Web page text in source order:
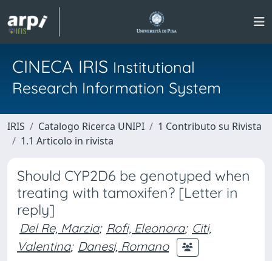
CINECA IRIS Institutional
Research Information System
IRIS Catalogo Ricerca UNIPI
1 Contributo su Rivista
1.1 Articolo in rivista
Should CYP2D6 be genotyped when
treating with tamoxifen? [Letter in
reply]
Del Re, Marzia; Rofi, Eleonora; Citi,
Valentina; Danesi, Romano